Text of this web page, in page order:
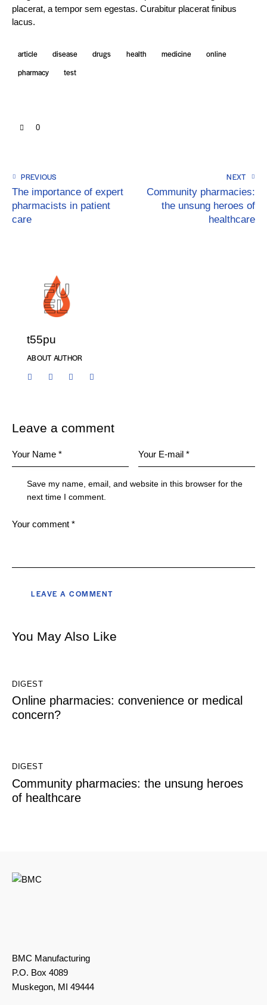
placerat, a tempor sem egestas. Curabitur placerat finibus
lacus.
article disease drugs health medicine
online
pharmacy
test
0
PREVIOUS
The importance of expert
pharmacists in patient
care
NEXT
Community pharmacies:
the unsung heroes of
healthcare
t55pu
ABOUT AUTHOR
Leave a comment
Save my name, email, and website in this browser for the
next time I comment.
You May Also Like
DIGEST
Online pharmacies: convenience or medical
concern?
DIGEST
Community pharmacies: the unsung heroes
of healthcare
BMC Manufacturing
P.O. Box 4089
Muskegon, MI 49444